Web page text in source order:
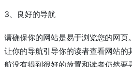
3、良好的导航
请确保你的网站是易于浏览您的网页
让你的导航引导你的读者查看网站的
航没有得到很好的放置和读者仍然要